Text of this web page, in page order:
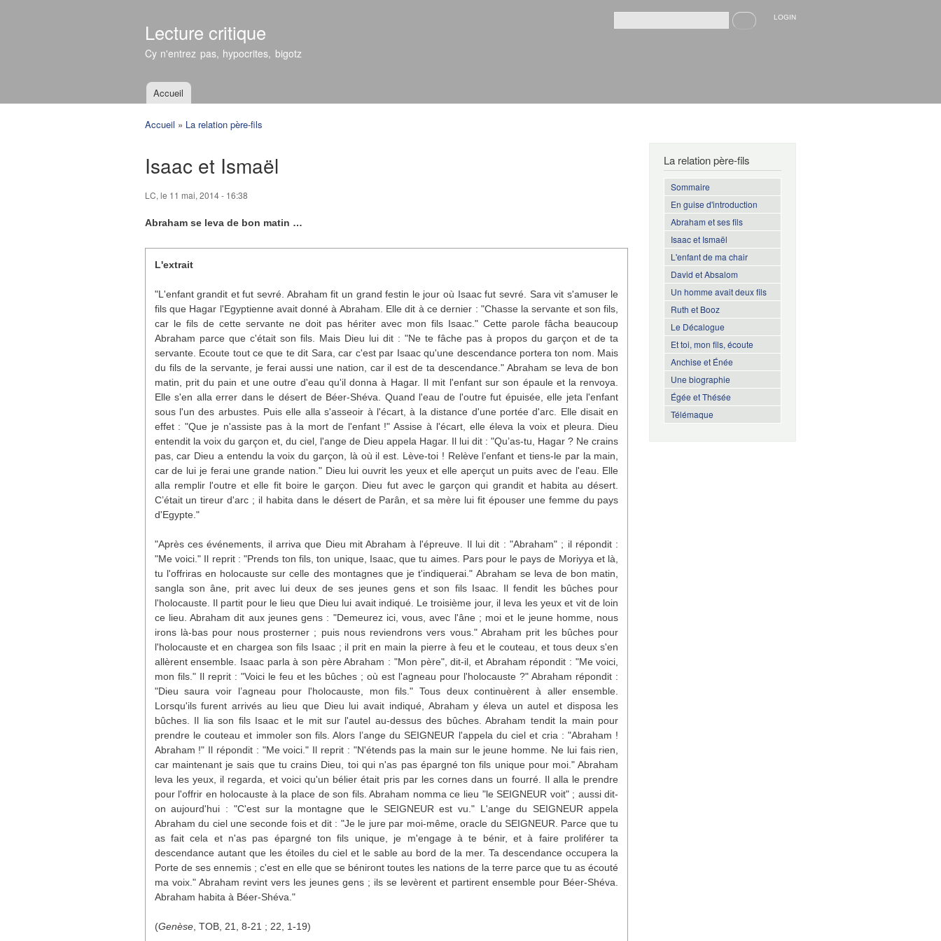
Lecture critique
Cy n'entrez pas, hypocrites, bigotz
Formulaire de recherche
Recherche LOGIN
Menu principal
Accueil
Accueil » La relation père-fils
Isaac et Ismaël
LC, le 11 mai, 2014 - 16:38
Abraham se leva de bon matin …
L'extrait
"L'enfant grandit et fut sevré. Abraham fit un grand festin le jour où Isaac fut sevré. Sara vit s'amuser le
fils que Hagar l'Egyptienne avait donné à Abraham. Elle dit à ce dernier : "Chasse la servante et son fils,
car le fils de cette servante ne doit pas hériter avec mon fils Isaac." Cette parole fâcha beaucoup
Abraham parce que c'était son fils. Mais Dieu lui dit : "Ne te fâche pas à propos du garçon et de ta
servante. Ecoute tout ce que te dit Sara, car c'est par Isaac qu'une descendance portera ton nom. Mais
du fils de la servante, je ferai aussi une nation, car il est de ta descendance." Abraham se leva de bon
matin, prit du pain et une outre d'eau qu'il donna à Hagar. Il mit l'enfant sur son épaule et la renvoya.
Elle s'en alla errer dans le désert de Béer-Shéva. Quand l'eau de l'outre fut épuisée, elle jeta l'enfant
sous l'un des arbustes. Puis elle alla s'asseoir à l'écart, à la distance d'une portée d'arc. Elle disait en
effet : "Que je n'assiste pas à la mort de l'enfant !" Assise à l'écart, elle éleva la voix et pleura. Dieu
entendit la voix du garçon et, du ciel, l'ange de Dieu appela Hagar. Il lui dit : "Qu’as-tu, Hagar ? Ne crains
pas, car Dieu a entendu la voix du garçon, là où il est. Lève-toi ! Relève l’enfant et tiens-le par la main,
car de lui je ferai une grande nation." Dieu lui ouvrit les yeux et elle aperçut un puits avec de l'eau. Elle
alla remplir l'outre et elle fit boire le garçon. Dieu fut avec le garçon qui grandit et habita au désert.
C’était un tireur d'arc ; il habita dans le désert de Parân, et sa mère lui fit épouser une femme du pays
d'Egypte."
"Après ces événements, il arriva que Dieu mit Abraham à l'épreuve. Il lui dit : "Abraham" ; il répondit :
"Me voici." Il reprit : "Prends ton fils, ton unique, Isaac, que tu aimes. Pars pour le pays de Moriyya et là,
tu l'offriras en holocauste sur celle des montagnes que je t'indiquerai." Abraham se leva de bon matin,
sangla son âne, prit avec lui deux de ses jeunes gens et son fils Isaac. Il fendit les bûches pour
l'holocauste. Il partit pour le lieu que Dieu lui avait indiqué. Le troisième jour, il leva les yeux et vit de loin
ce lieu. Abraham dit aux jeunes gens : "Demeurez ici, vous, avec l'âne ; moi et le jeune homme, nous
irons là-bas pour nous prosterner ; puis nous reviendrons vers vous." Abraham prit les bûches pour
l'holocauste et en chargea son fils Isaac ; il prit en main la pierre à feu et le couteau, et tous deux s'en
allèrent ensemble. Isaac parla à son père Abraham : "Mon père", dit-il, et Abraham répondit : "Me voici,
mon fils." Il reprit : "Voici le feu et les bûches ; où est l'agneau pour l'holocauste ?" Abraham répondit :
"Dieu saura voir l’agneau pour l'holocauste, mon fils." Tous deux continuèrent à aller ensemble.
Lorsqu'ils furent arrivés au lieu que Dieu lui avait indiqué, Abraham y éleva un autel et disposa les
bûches. Il lia son fils Isaac et le mit sur l'autel au-dessus des bûches. Abraham tendit la main pour
prendre le couteau et immoler son fils. Alors l’ange du SEIGNEUR l'appela du ciel et cria : "Abraham !
Abraham !" Il répondit : "Me voici." Il reprit : "N'étends pas la main sur le jeune homme. Ne lui fais rien,
car maintenant je sais que tu crains Dieu, toi qui n'as pas épargné ton fils unique pour moi." Abraham
leva les yeux, il regarda, et voici qu'un bélier était pris par les cornes dans un fourré. Il alla le prendre
pour l'offrir en holocauste à la place de son fils. Abraham nomma ce lieu "le SEIGNEUR voit" ; aussi dit-
on aujourd'hui : "C'est sur la montagne que le SEIGNEUR est vu." L'ange du SEIGNEUR appela
Abraham du ciel une seconde fois et dit : "Je le jure par moi-même, oracle du SEIGNEUR. Parce que tu
as fait cela et n'as pas épargné ton fils unique, je m'engage à te bénir, et à faire proliférer ta
descendance autant que les étoiles du ciel et le sable au bord de la mer. Ta descendance occupera la
Porte de ses ennemis ; c'est en elle que se béniront toutes les nations de la terre parce que tu as écouté
ma voix." Abraham revint vers les jeunes gens ; ils se levèrent et partirent ensemble pour Béer-Shéva.
Abraham habita à Béer-Shéva."
(Genèse, TOB, 21, 8-21 ; 22, 1-19)
La relation père-fils
Sommaire
En guise d'introduction
Abraham et ses fils
Isaac et Ismaël
L'enfant de ma chair
David et Absalom
Un homme avait deux fils
Ruth et Booz
Le Décalogue
Et toi, mon fils, écoute
Anchise et Énée
Une biographie
Égée et Thésée
Télémaque